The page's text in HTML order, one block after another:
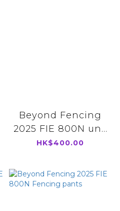
Beyond Fencing
2025 FIE 800N un...
HK$400.00